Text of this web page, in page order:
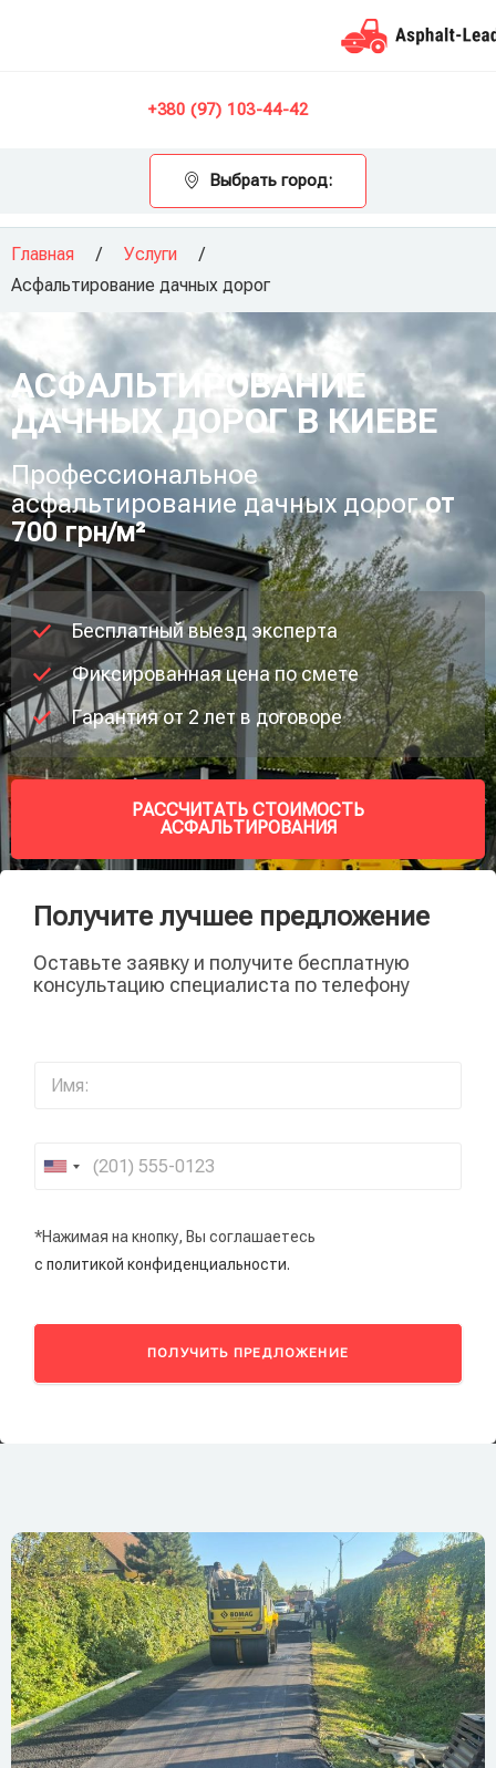
+380 (97) 103-44-42
Выбрать город:
Главная / Услуги
/
Асфальтирование дачных дорог
АСФАЛЬТИРОВАНИЕ
ДАЧНЫХ ДОРОГ В КИЕВЕ
Профессиональное
асфальтирование дачных дорогот
700 грн/м²
Бесплатный выезд эксперта
Фиксированная цена по смете
Гарантия от 2 лет в договоре
РАССЧИТАТЬ СТОИМОСТЬ
АСФАЛЬТИРОВАНИЯ
Получите лучшее предложение
Оставьте заявку и получите бесплатную
консультацию специалиста по телефону
*Нажимая на кнопку, Вы соглашаетесь
с политикой конфиденциальности.
ПОЛУЧИТЬ ПРЕДЛОЖЕНИЕ